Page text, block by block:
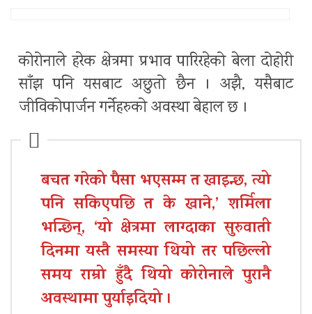
कोरोनाले हरेक क्षेत्रमा प्रभाव पारिरहेको बेला दोहोरी
साँझ पनि यसबाट अछुतो छैन । अझै, यसैबाट
जीविकोपार्जन गर्नेहरुको अवस्था बेहाल छ ।
बचत गरेको पैसा भएसम्म त खाइन्छ, त्यो
पनि सकिएपछि त के खाने,’ शर्मिला
भन्छिन्, ‘यो क्षेत्रमा लाग्दाका सुरुवाती
दिनमा यस्तै समस्या थियो तर पछिल्लो
समय राम्रो हुँदै थियो कोरोनाले पुरानै
अवस्थामा पुर्याइदियो ।